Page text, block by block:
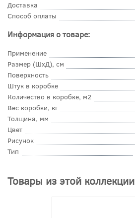
Доставка
Способ оплаты
Информация о товаре:
Применение
Размер (ШхД), см
Поверхность
Штук в коробке
Количество в коробке, м2
Вес коробки, кг
Толщина, мм
Цвет
Рисунок
Тип
Товары из этой коллекции